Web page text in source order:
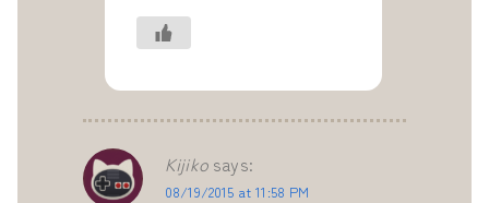
Kijiko says:
08/19/2015 at 11:58 PM